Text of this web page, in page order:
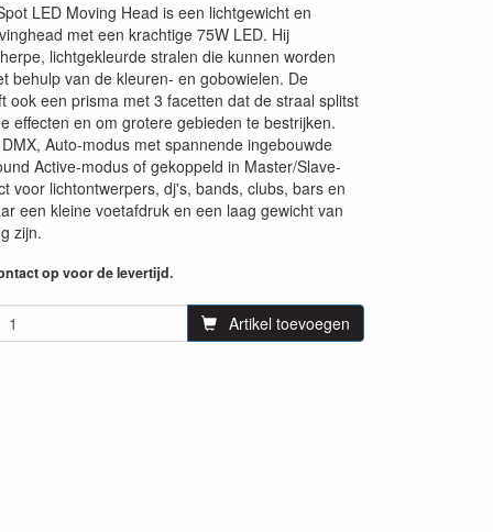
LED Moving Head is een lichtgewicht en
met een krachtige 75W LED. Hij
lichtgekleurde stralen die kunnen worden
behulp van de kleuren- en gobowielen. De
ook een prisma met 3 facetten dat de straal splitst
effecten en om grotere gebieden te bestrijken.
Auto-modus met spannende ingebouwde
Active-modus of gekoppeld in Master/Slave-
voor lichtontwerpers, dj's, bands, clubs, bars en
een kleine voetafdruk en een laag gewicht van
zijn.
op voor de levertijd.
Artikel toevoegen